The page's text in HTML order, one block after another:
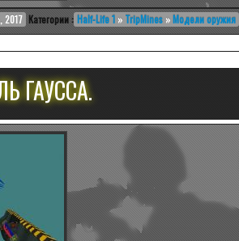
2017 Категории : Half-Life 1 » TripMines »Модели оружия
ГАУССА.